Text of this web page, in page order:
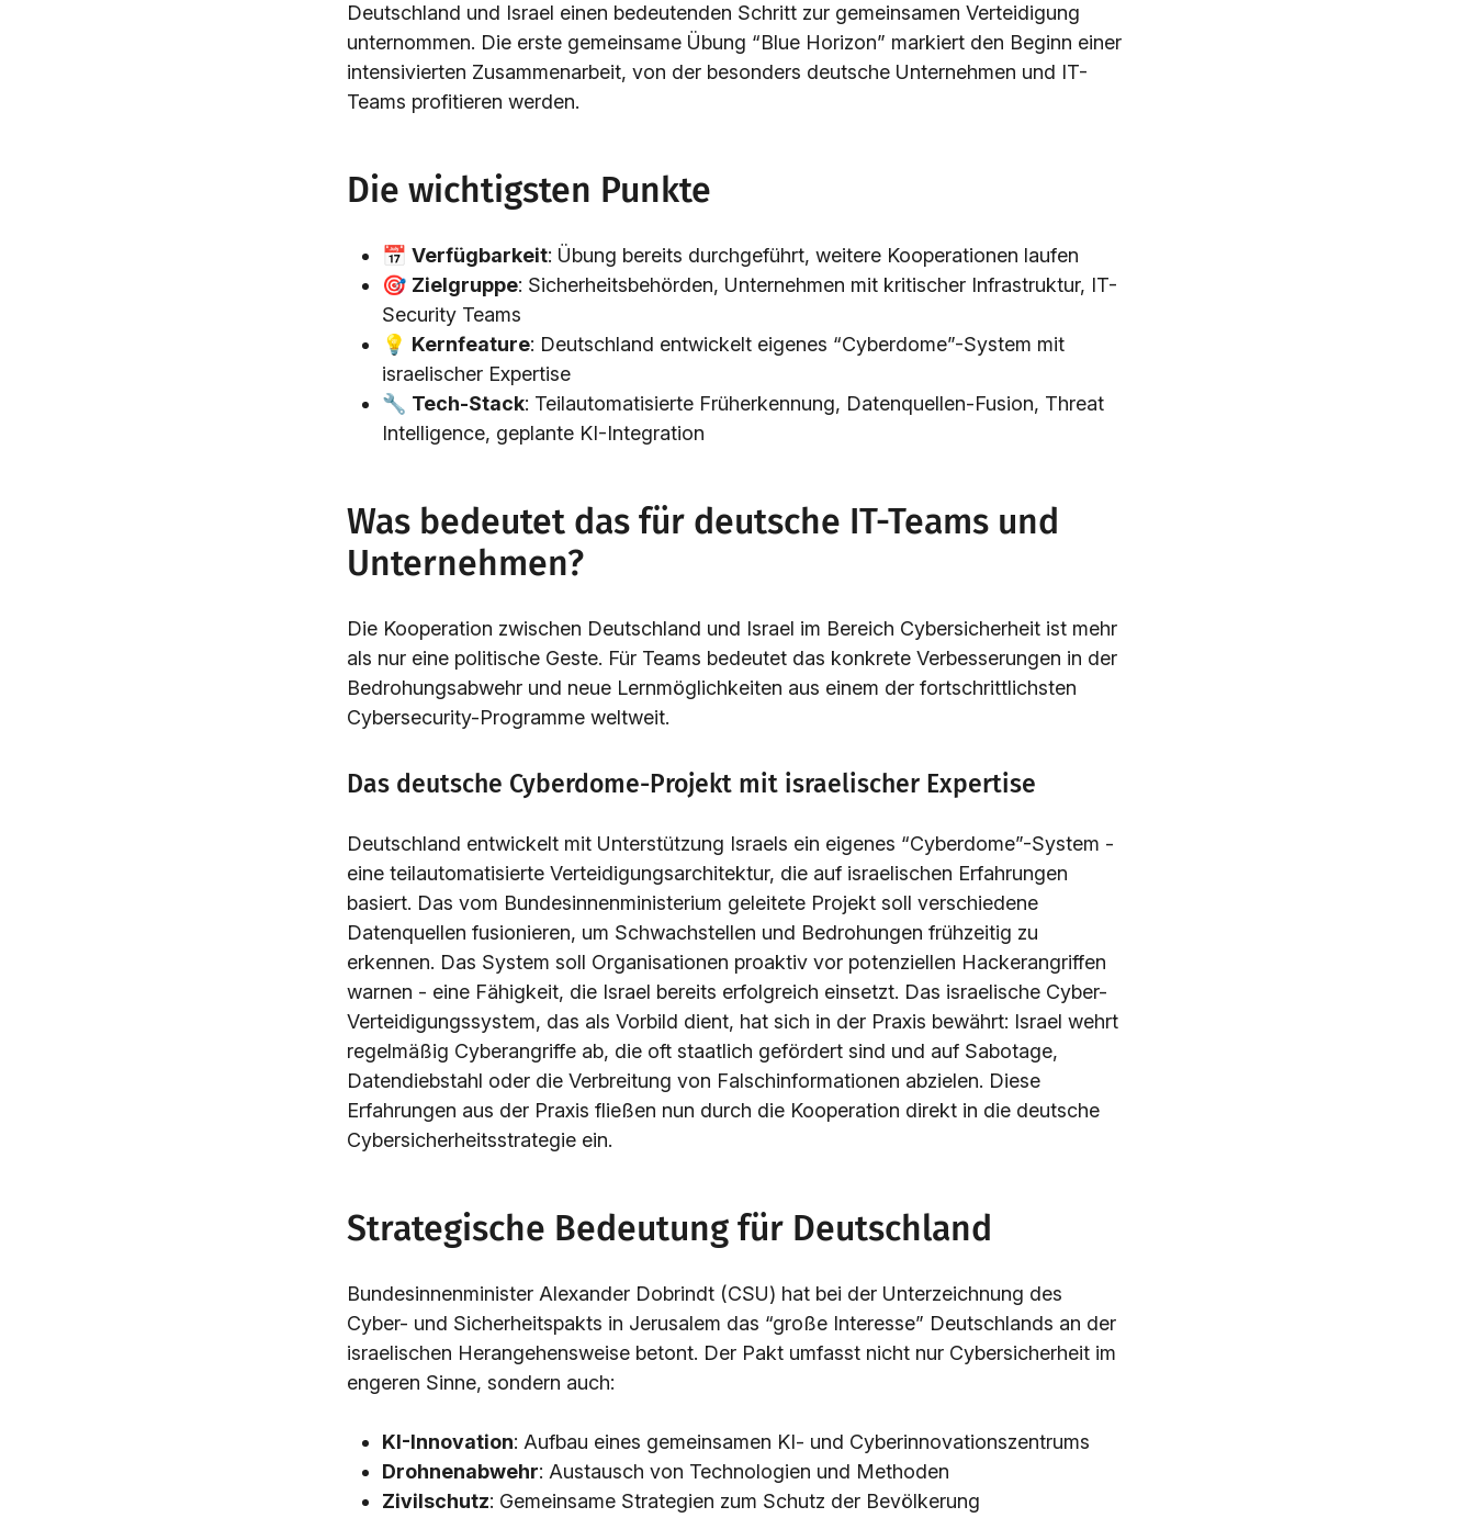
Deutschland und Israel einen bedeutenden Schritt zur gemeinsamen Verteidigung
unternommen. Die erste gemeinsame Übung “Blue Horizon” markiert den Beginn einer
intensivierten Zusammenarbeit, von der besonders deutsche Unternehmen und IT-
Teams profitieren werden.
Die wichtigsten Punkte
📅 Verfügbarkeit: Übung bereits durchgeführt, weitere Kooperationen laufen
🎯 Zielgruppe: Sicherheitsbehörden, Unternehmen mit kritischer Infrastruktur, IT-
Security Teams
💡 Kernfeature: Deutschland entwickelt eigenes “Cyberdome”-System mit
israelischer Expertise
🔧 Tech-Stack: Teilautomatisierte Früherkennung, Datenquellen-Fusion, Threat
Intelligence, geplante KI-Integration
Was bedeutet das für deutsche IT-Teams und
Unternehmen?
Die Kooperation zwischen Deutschland und Israel im Bereich Cybersicherheit ist mehr
als nur eine politische Geste. Für Teams bedeutet das konkrete Verbesserungen in der
Bedrohungsabwehr und neue Lernmöglichkeiten aus einem der fortschrittlichsten
Cybersecurity-Programme weltweit.
Das deutsche Cyberdome-Projekt mit israelischer Expertise
Deutschland entwickelt mit Unterstützung Israels ein eigenes “Cyberdome”-System -
eine teilautomatisierte Verteidigungsarchitektur, die auf israelischen Erfahrungen
basiert. Das vom Bundesinnenministerium geleitete Projekt soll verschiedene
Datenquellen fusionieren, um Schwachstellen und Bedrohungen frühzeitig zu
erkennen. Das System soll Organisationen proaktiv vor potenziellen Hackerangriffen
warnen - eine Fähigkeit, die Israel bereits erfolgreich einsetzt. Das israelische Cyber-
Verteidigungssystem, das als Vorbild dient, hat sich in der Praxis bewährt: Israel wehrt
regelmäßig Cyberangriffe ab, die oft staatlich gefördert sind und auf Sabotage,
Datendiebstahl oder die Verbreitung von Falschinformationen abzielen. Diese
Erfahrungen aus der Praxis fließen nun durch die Kooperation direkt in die deutsche
Cybersicherheitsstrategie ein.
Strategische Bedeutung für Deutschland
Bundesinnenminister Alexander Dobrindt (CSU) hat bei der Unterzeichnung des
Cyber- und Sicherheitspakts in Jerusalem das “große Interesse” Deutschlands an der
israelischen Herangehensweise betont. Der Pakt umfasst nicht nur Cybersicherheit im
engeren Sinne, sondern auch:
KI-Innovation: Aufbau eines gemeinsamen KI- und Cyberinnovationszentrums
Drohnenabwehr: Austausch von Technologien und Methoden
Zivilschutz: Gemeinsame Strategien zum Schutz der Bevölkerung